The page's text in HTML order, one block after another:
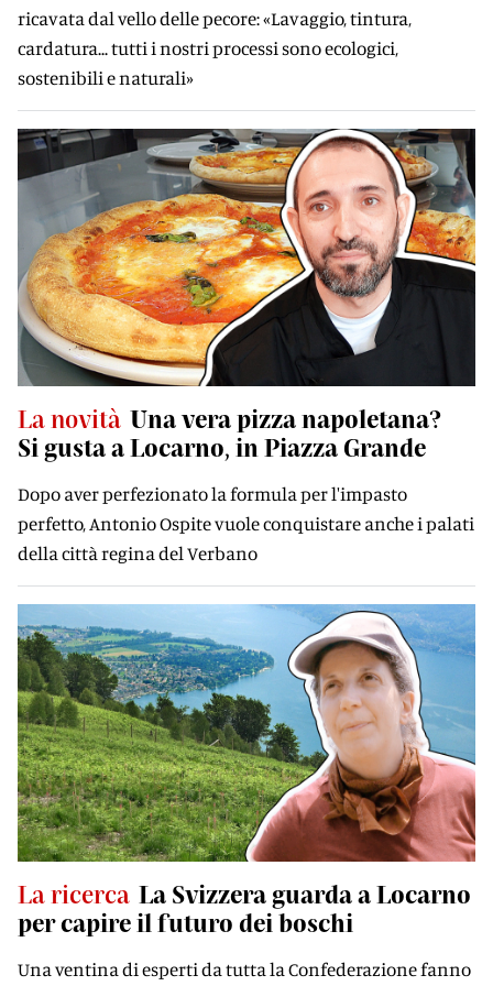
ricavata dal vello delle pecore: «Lavaggio, tintura,
cardatura... tutti i nostri processi sono ecologici,
sostenibili e naturali»
La novità Una vera pizza napoletana?
Si gusta a Locarno, in Piazza Grande
Dopo aver perfezionato la formula per l'impasto
perfetto, Antonio Ospite vuole conquistare anche i palati
della città regina del Verbano
La ricerca La Svizzera guarda a Locarno
per capire il futuro dei boschi
Una ventina di esperti da tutta la Confederazione fanno